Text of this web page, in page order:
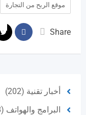
موقع الربح من التجارة
Share
أخبار تقنية (202)
البرامج والهواتف (28)